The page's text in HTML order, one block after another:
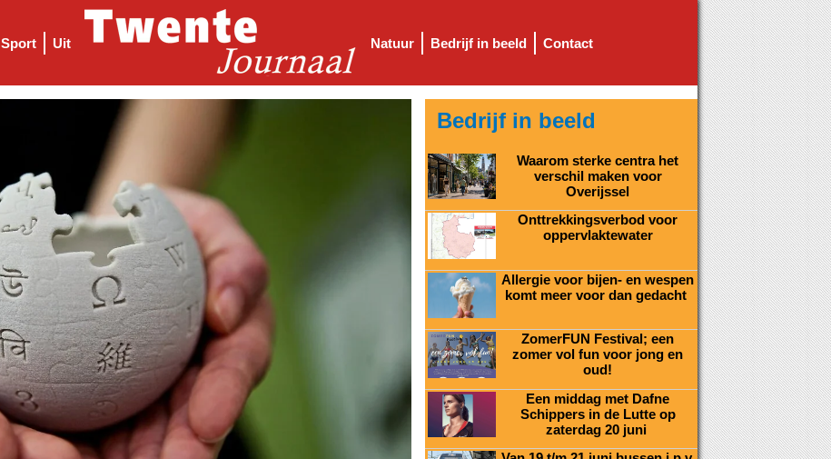
Sport Uit Natuur Bedrijf in beeld Contact
Bedrijf in beeld
Waarom sterke centra het
verschil maken voor
Overijssel
Onttrekkingsverbod voor
oppervlaktewater
Allergie voor bijen- en wespen
komt meer voor dan gedacht
ZomerFUN Festival; een
zomer vol fun voor jong en
oud!
Een middag met Dafne
Schippers in de Lutte op
zaterdag 20 juni